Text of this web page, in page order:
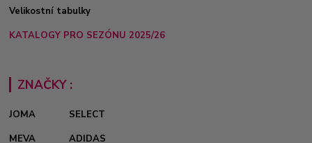
Velikostní tabulky
KATALOGY PRO SEZÓNU 2025/26
ZNAČKY :
JOMA
SELECT
MEVA
ADIDAS